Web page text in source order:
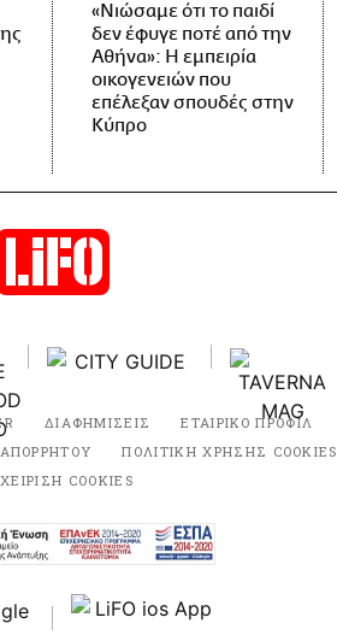
«Νιώσαμε ότι το παιδί
δεν έφυγε ποτέ από την
Αθήνα»: Η εμπειρία
οικογενειών που
επέλεξαν σπουδές στην
Κύπρο
ΔΙΑΦΗΜΙΣΕΙΣ ΕΤΑΙΡΙΚΟ ΠΡΟΦΙΛ
ΠΟΛΙΤΙΚΗ ΧΡΗΣΗΣ COOKIES
COOKIES